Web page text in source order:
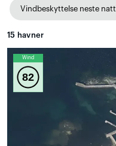
Vindbeskyttelse neste natt
15 havner
Wind
82